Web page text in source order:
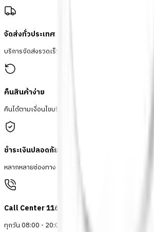
จัดส่งทั่วประเทศ
บริการจัดส่งรวดเร็ว
คืนสินค้าง่าย
คืนได้ตามเงื่อนไขบริษัท
ชำระเงินปลอดภัย
หลากหลายช่องทาง
Call Center 1160
ทุกวัน 08:00 - 20:00 น.